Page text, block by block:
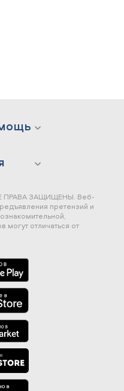
ПРАВА ЗАЩИЩЕНЫ. Веб-
претензий и
могут отличаться от